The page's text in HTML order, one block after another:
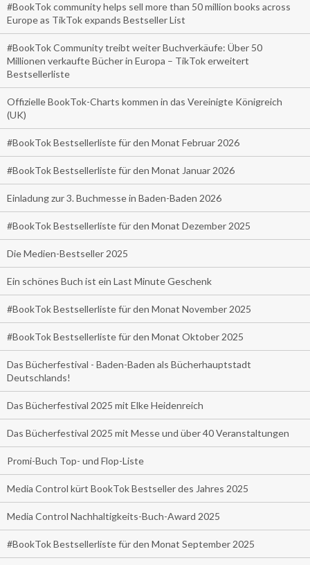
#BookTok community helps sell more than 50 million books across
Europe as TikTok expands Bestseller List
#BookTok Community treibt weiter Buchverkäufe: Über 50
Millionen verkaufte Bücher in Europa – TikTok erweitert
Bestsellerliste
Offizielle BookTok-Charts kommen in das Vereinigte Königreich
(UK)
#BookTok Bestsellerliste für den Monat Februar 2026
#BookTok Bestsellerliste für den Monat Januar 2026
Einladung zur 3. Buchmesse in Baden-Baden 2026
#BookTok Bestsellerliste für den Monat Dezember 2025
Die Medien-Bestseller 2025
Ein schönes Buch ist ein Last Minute Geschenk
#BookTok Bestsellerliste für den Monat November 2025
#BookTok Bestsellerliste für den Monat Oktober 2025
Das Bücherfestival - Baden-Baden als Bücherhauptstadt
Deutschlands!
Das Bücherfestival 2025 mit Elke Heidenreich
Das Bücherfestival 2025 mit Messe und über 40 Veranstaltungen
Promi-Buch Top- und Flop-Liste
Media Control kürt BookTok Bestseller des Jahres 2025
Media Control Nachhaltigkeits-Buch-Award 2025
#BookTok Bestsellerliste für den Monat September 2025